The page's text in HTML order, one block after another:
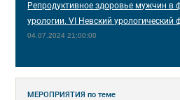
Репродуктивное здоровье мужчин в
урологии. VI Невский урологический
04.07.2024 21:00:00
МЕРОПРИЯТИЯпо теме